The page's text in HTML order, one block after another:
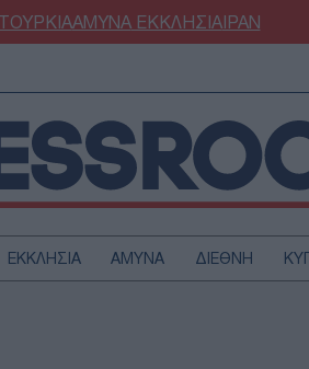
ΑΜΥΝΑΕΚΚΛΗΣΙΑΙΡΑΝ
ΕΚΚΛΗΣΙΑ ΑΜΥΝΑ ΔΙΕΘΝΗ